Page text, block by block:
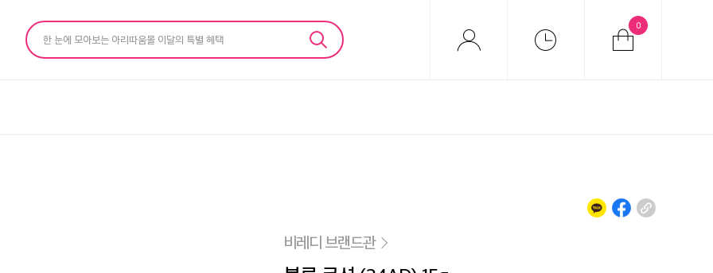
한 눈에 모아보는 아리따움몰 이달의 특별 혜택
0
비레디 브랜드관